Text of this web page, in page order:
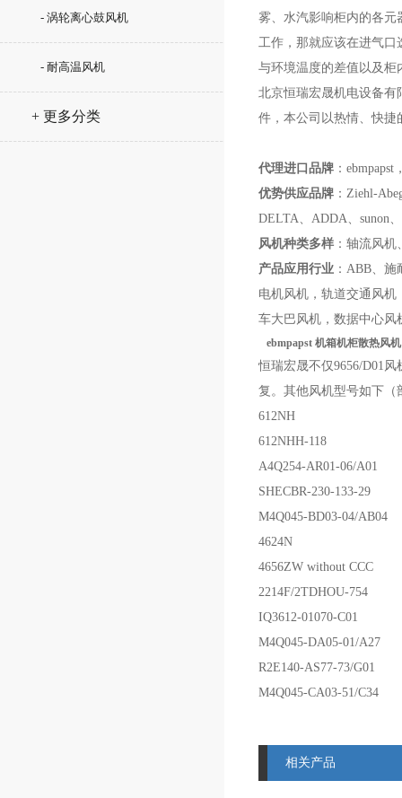
- 涡轮离心鼓风机
- 耐高温风机
+ 更多分类
雾、水汽影响柜内的各元
工作，那就应该在进气口
与环境温度的差值以及柜
北京恒瑞宏晟机电设备有
件，本公司以热情、快捷
代理进口 品牌 ：
优势供应品牌 ： Ziehl-
DELTA、ADDA、sunon
风机种类多样 ： 轴流风机
产品应用行业 ： ABB、 施
电机风机，轨道交通风机
车大巴风机，数据中心风
ebmpapst 机箱机柜散热风机
恒瑞宏晟不仅9656/D01 风
复。其他风机型号如下（
612NH
612NHH-118
A4Q254-AR01-06/A01
SHECBR-230-133-29
M4Q045-BD03-04/AB04
4624N
4656ZW without CCC
2214F/2TDHOU-754
IQ3612-01070-C01
M4Q045-DA05-01/A27
R2E140-AS77-73/G01
M4Q045-CA03-51/C34
相关产品